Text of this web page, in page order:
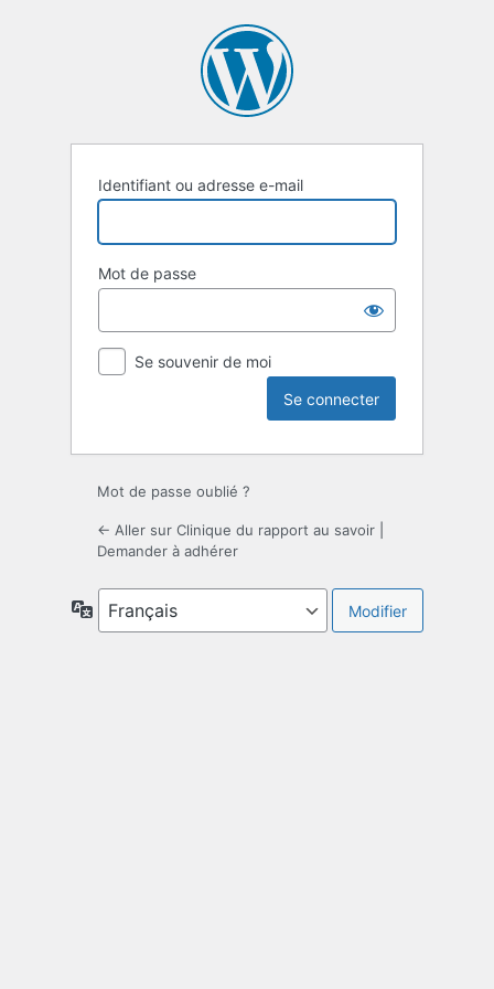
Identifiant ou adresse e-mail
Mot de passe
Se souvenir de moi
Mot de passe oublié ?
← Aller sur Clinique du rapport au savoir
Demander à adhérer
Langue